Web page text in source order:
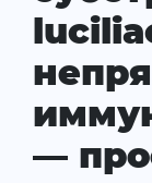
—